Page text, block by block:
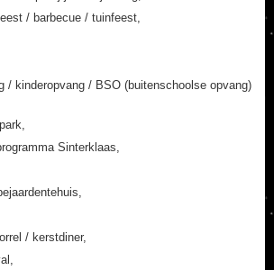
/ barbecue / tuinfeest,
/ kinderopvang / BSO (buitenschoolse opvang)
Sinterklaas,
/ kerstdiner,